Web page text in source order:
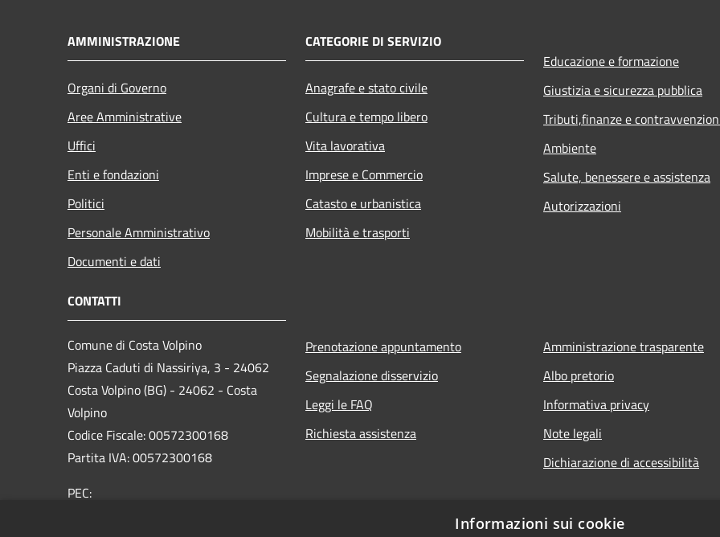
AMMINISTRAZIONE
Organi di Governo
Aree Amministrative
Uffici
Enti e fondazioni
Politici
Personale Amministrativo
Documenti e dati
CATEGORIE DI SERVIZIO
Anagrafe e stato civile
Cultura e tempo libero
Vita lavorativa
Imprese e Commercio
Catasto e urbanistica
Mobilità e trasporti
Educazione e formazione
Giustizia e sicurezza pubblica
Tributi,finanze e
Ambiente
Salute, benessere e assistenza
Autorizzazioni
CONTATTI
Comune di Costa Volpino
Piazza Caduti di Nassiriya, 3 - 24062
Costa Volpino (BG) - 24062 - Costa
Volpino
Codice Fiscale: 00572300168
Partita IVA: 00572300168
PEC:
Prenotazione appuntamento
Segnalazione disservizio
Leggi le FAQ
Richiesta assistenza
Amministrazione trasparente
Albo pretorio
Informativa privacy
Note legali
Dichiarazione di accessibilità
Informazioni sui cookie